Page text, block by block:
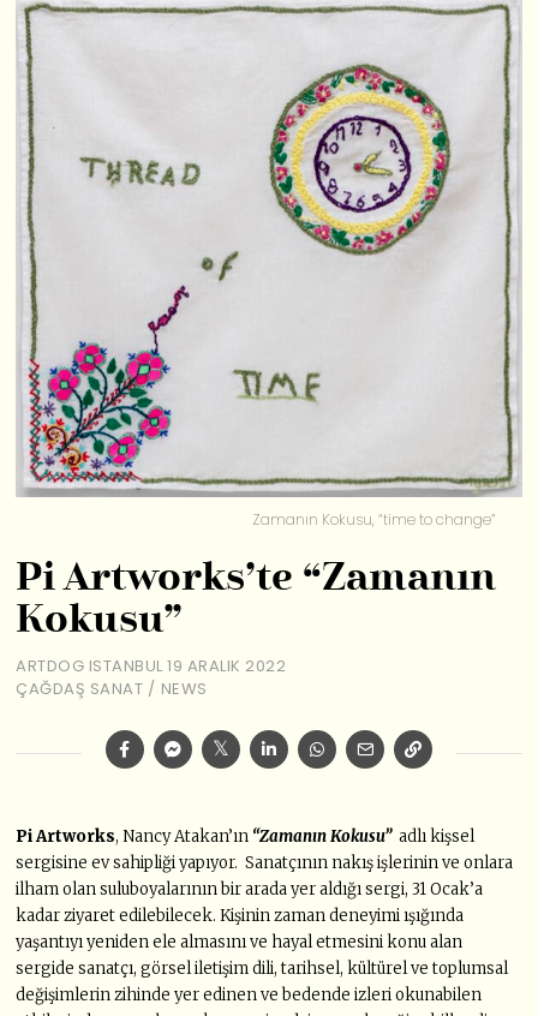
Zamanın Kokusu, “time to change”
Pi Artworks’te “Zamanın
Kokusu”
ARTDOG ISTANBUL 19 ARALIK 2022
ÇAĞDAŞ SANAT / NEWS
Pi Artworks, Nancy Atakan’ın “Zamanın Kokusu”adlı kişsel
sergisine ev sahipliği yapıyor. Sanatçının nakış işlerinin ve onlara
ilham olan suluboyalarının bir arada yer aldığı sergi, 31 Ocak’a
kadar ziyaret edilebilecek. Kişinin zaman deneyimi ışığında
yaşantıyı yeniden ele almasını ve hayal etmesini konu alan
sergide sanatçı, görsel iletişim dili, tarihsel, kültürel ve toplumsal
değişimlerin zihinde yer edinen ve bedende izleri okunabilen